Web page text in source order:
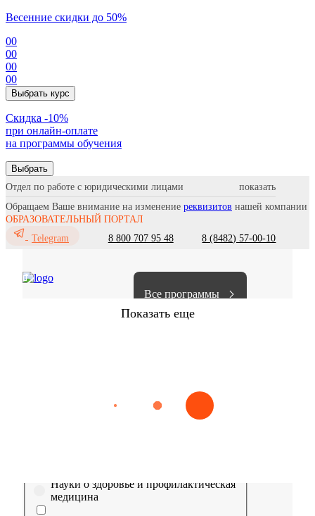
Весенние скидки до 50%
00
00
00
00
Выбрать курс
Cкидка -10%
при онлайн-оплате
на программы обучения
Выбрать
Отдел по работе с юридическими лицами
Обращаем Ваше внимание на изменение реквизитов нашей компании
ОБРАЗОВАТЕЛЬНЫЙ ПОРТАЛ
Telegram
8 800 707 95 48 8 (8482) 57-00-10
Все программы
Показать еще
Эпидемиология Медицинская помощь
Выберите направление
Науки о здоровье и профилактическая
медицина